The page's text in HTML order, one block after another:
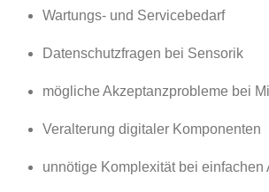
Wartungs- und Servicebedarf
Datenschutzfragen bei Sensorik
mögliche Akzeptanzprobleme bei
Veralterung digitaler Komponenten
unnötige Komplexität bei einfachen